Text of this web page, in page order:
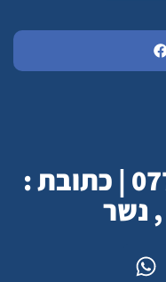
טלפון : 077-2085240 | כתובת :